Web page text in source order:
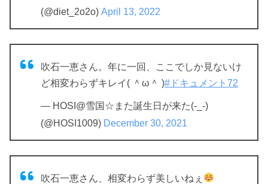
(@diet_2o2o) April 13, 2022
吹石一恵さん。年に一回、ここでしか見ないけ
ど相変わらずキレイ( ＾ω＾ )#ドキュメント72
— HOSI@雪国☆また誕生日が来た(-_-)
(@HOSI1009) December 30, 2021
吹石一恵さん、相変わらず美しいねぇ